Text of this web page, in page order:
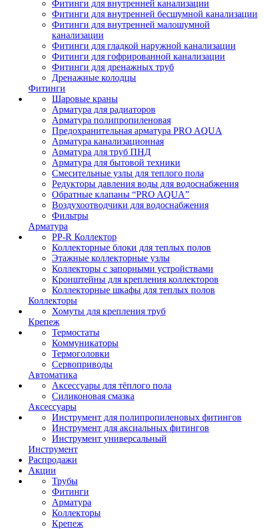
Фитинги для внутренней канализации
Фитинги для внутренней бесшумной канализации
Фитинги для внутренней малошумной
канализации
Фитинги для гладкой наружной канализации
Фитинги для гофрированной канализации
Фитинги для дренажных труб
Дренажные колодцы
Фитинги
Шаровые краны
Арматура для радиаторов
Арматура полипропиленовая
Предохранительная арматура PRO AQUA
Арматура канализационная
Арматура для труб ПНД
Арматура для бытовой техники
Смесительные узлы для теплого пола
Редукторы давления воды для водоснабжения
Обратные клапаны “PRO AQUA”
Воздухоотводчики для водоснабжения
Фильтры
Арматура
PP-R Коллектор
Коллекторные блоки для теплых полов
Этажные коллекторные узлы
Коллекторы с запорными устройствами
Кронштейны для крепления коллекторов
Коллекторные шкафы для теплых полов
Коллекторы
Хомуты для крепления труб
Крепеж
Термостаты
Коммуникаторы
Термоголовки
Сервоприводы
Автоматика
Аксессуары для тёплого пола
Силиконовая смазка
Аксессуары
Инструмент для полипропиленовых фитингов
Инструмент для аксиальных фитингов
Инструмент универсальный
Инструмент
Распродажи
Акции
Трубы
Фитинги
Арматура
Коллекторы
Крепеж